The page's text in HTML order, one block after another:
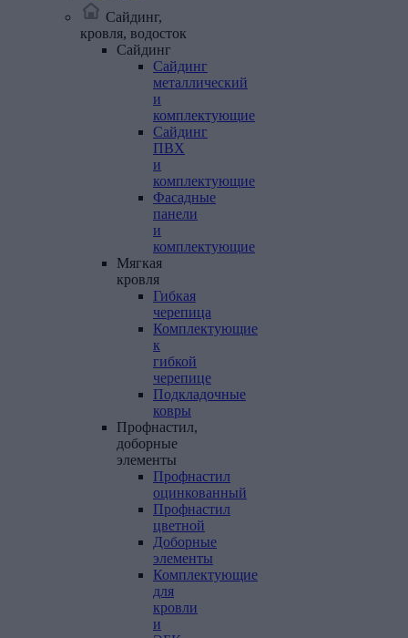
Сайдинг,
кровля, водосток
Сайдинг
Сайдинг
металлический
и
комплектующие
Сайдинг
ПВХ
и
комплектующие
Фасадные
панели
и
комплектующие
Мягкая
кровля
Гибкая
черепица
Комплектующие
к
гибкой
черепице
Подкладочные
ковры
Профнастил,
доборные
элементы
Профнастил
оцинкованный
Профнастил
цветной
Доборные
элементы
Комплектующие
для
кровли
и